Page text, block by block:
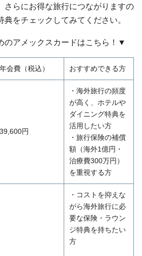
さらにお得な旅行につながりますの
をチェックしてみてください。
のアメックスカードはこちら！▼
年会費（税込） おすすめできる方
39,600円
・海外旅行の頻度
が高く、ホテルや
ダイニング特典を
活用したい方
・旅行保険の補償
額（海外1億円・
治療費300万円）
を重視する方
・コストを抑えな
がら海外旅行に必
要な保険・ラウン
ジ特典を持ちたい
方